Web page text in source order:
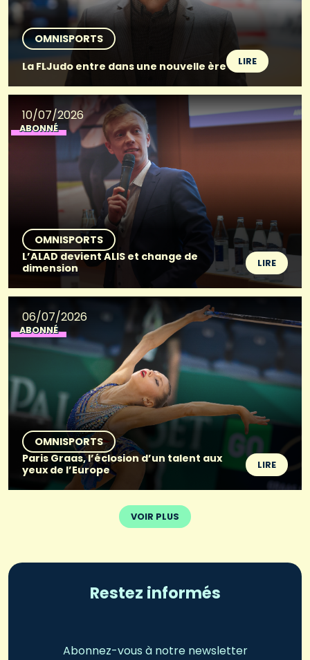
OMNISPORTS
La FLJudo entre dans une nouvelle ère
LIRE
10/07/2026
ABONNÉ
OMNISPORTS
L’ALAD devient ALIS et change de
dimension
LIRE
06/07/2026
ABONNÉ
OMNISPORTS
Paris Graas, l’éclosion d’un talent aux
yeux de l’Europe
LIRE
VOIR PLUS
Restez informés
Abonnez-vous à notre newsletter